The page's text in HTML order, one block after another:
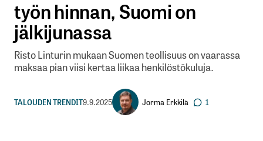
työn hinnan, Suomi on
jälkijunassa
Risto Linturin mukaan Suomen teollisuus on vaarassa
maksaa pian viisi kertaa liikaa henkilöstökuluja.
TALOUDEN TRENDIT9.9.2025 Jorma Erkkilä 1